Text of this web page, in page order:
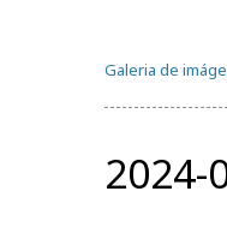
Galeria de
2024-